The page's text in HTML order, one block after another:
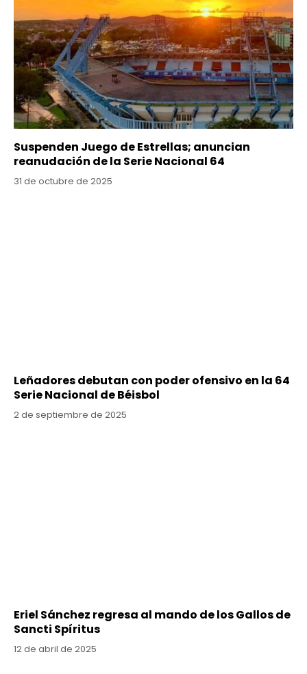
Suspenden Juego de Estrellas; anuncian
reanudación de la Serie Nacional 64
31 de octubre de 2025
Leñadores debutan con poder ofensivo en la 64
Serie Nacional de Béisbol
2 de septiembre de 2025
Eriel Sánchez regresa al mando de los Gallos de
Sancti Spíritus
12 de abril de 2025